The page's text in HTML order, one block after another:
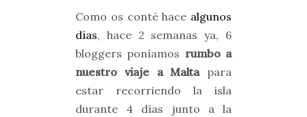
Como os conté hace algunos
días, hace 2 semanas ya, 6
bloggers poníamos rumbo a
nuestro viaje a Maltapara
estar recorriendo la isla
durante 4 días junto a la